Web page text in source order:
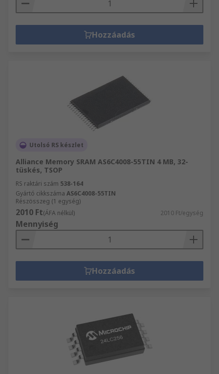
Hozzáadás
Utolsó RS készlet
Alliance Memory SRAM AS6C4008-55TIN 4 MB, 32-
tüskés, TSOP
RS raktári szám 538-164
Gyártó cikkszáma AS6C4008-55TIN
Részösszeg (1 egység)
2010 Ft(ÁFA nélkül) 2010 Ft/egység
Mennyiség
Hozzáadás